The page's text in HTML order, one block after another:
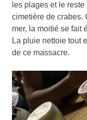
les plages et le
cimetière de crabes.
mer, la moitié se fait
La pluie nettoie tout
de ce massacre.